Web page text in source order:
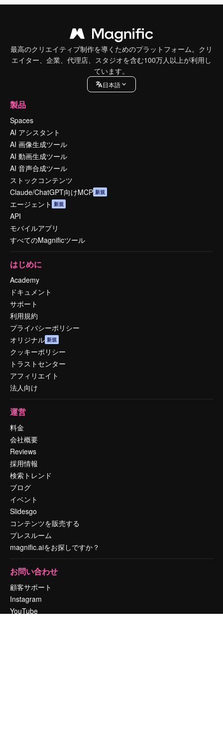
最高のクリエイティブ制作を導くためのプラットフォーム。クリ
エイター、企業、代理店、スタジオを含む100万人以上が利用し
ています。
日本語
製品
Spaces
AI アシスタント
AI 画像生成ツール
AI 動画生成ツール
AI 音声合成ツール
ストックコンテンツ
Claude/ChatGPT向けMCP 新規
エージェント 新規
API
モバイルアプリ
すべてのMagnificツール
はじめに
Academy
ドキュメント
サポート
利用規約
プライバシーポリシー
オリジナル 新規
クッキーポリシー
トラストセンター
アフィリエイト
法人向け
運営
料金
会社概要
Reviews
採用情報
検索トレンド
ブログ
イベント
Slidesgo
コンテンツを販売する
プレスルーム
magnific.aiをお探しですか？
お問い合わせ
顧客サポート
Instagram
YouTube